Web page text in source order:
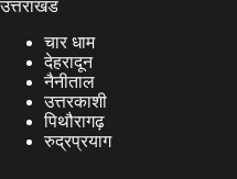
उत्तराखंड
चार धाम
देहरादून
नैनीताल
उत्तरकाशी
पिथौरागढ़
रुद्रप्रयाग